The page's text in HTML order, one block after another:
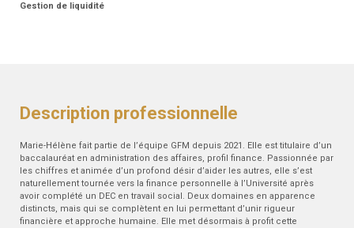
Gestion de liquidité
Description professionnelle
Marie-Hélène fait partie de l’équipe GFM depuis 2021. Elle est titulaire d’un
baccalauréat en administration des affaires, profil finance. Passionnée par
les chiffres et animée d’un profond désir d’aider les autres, elle s’est
naturellement tournée vers la finance personnelle à l’Université après
avoir complété un DEC en travail social. Deux domaines en apparence
distincts, mais qui se complètent en lui permettant d’unir rigueur
financière et approche humaine. Elle met désormais à profit cette